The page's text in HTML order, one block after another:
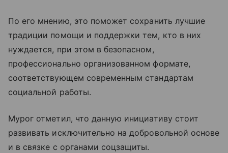
По его мнению, это поможет сохранить лучшие
традиции помощи и поддержки тем, кто в них
нуждается, при этом в безопасном,
профессионально организованном формате,
соответствующем современным стандартам
социальной работы.
Мурог отметил, что данную инициативу стоит
развивать исключительно на добровольной основе
и в связке с органами соцзащиты.